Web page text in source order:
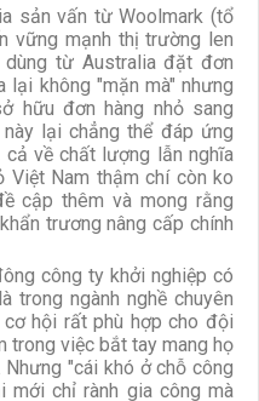
sản vấn từ Woolmark (tổ
vững mạnh thị trường len
từ Australia đặt đơn
không "mặn mà" nhưng
hữu đơn hàng nhỏ sang
lại chẳng thể đáp ứng
về chất lượng lẫn nghĩa
Việt Nam thậm chí còn ko
cập thêm và mong rằng
trương nâng cấp chính
công ty khởi nghiệp có
trong ngành nghề chuyên
hội rất phù hợp cho đội
trong việc bắt tay mang họ
"cái khó ở chỗ công
chỉ rành gia công mà